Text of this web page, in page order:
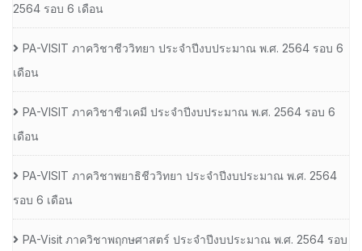
2564 รอบ 6 เดือน
PA-VISIT ภาควิชาชีววิทยา ประจำปีงบประมาณ พ.ศ. 2564 รอบ 6
เดือน
PA-VISIT ภาควิชาชีวเคมี ประจำปีงบประมาณ พ.ศ. 2564 รอบ 6
เดือน
PA-VISIT ภาควิชาพยาธิชีววิทยา ประจำปีงบประมาณ พ.ศ. 2564
รอบ 6 เดือน
PA-Visit ภาควิชาพฤกษศาสตร์ ประจำปีงบประมาณ พ.ศ. 2564 รอบ